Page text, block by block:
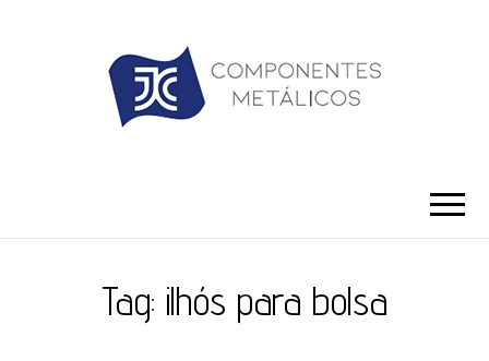
Tag: ilhós para bolsa